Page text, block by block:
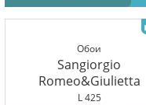
Обои
Sangiorgio
Romeo&Giulietta
L 425